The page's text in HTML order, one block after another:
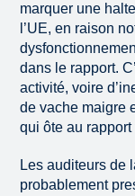
marquer une
l’UE, en raison
dans le rapport.
activité, voire
de vache maigre
qui ôte au
Les auditeurs de
probablement